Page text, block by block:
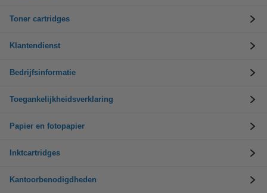
Toner cartridges
Klantendienst
Bedrijfsinformatie
Toegankelijkheidsverklaring
Papier en fotopapier
Inktcartridges
Kantoorbenodigdheden